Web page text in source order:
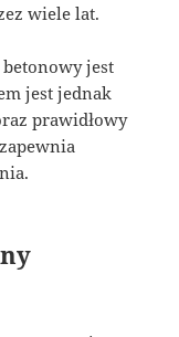
wiele lat.
jest
jest jednak
prawidłowy